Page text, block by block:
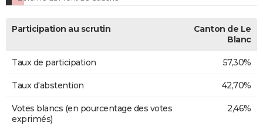
Participation au scrutin
Canton de Le
Blanc
Taux de participation 57,30%
Taux d'abstention 42,70%
Votes blancs (en pourcentage des votes
exprimés)
2,46%